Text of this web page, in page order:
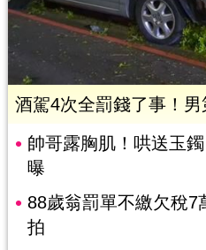
酒駕4次全罰錢了事！
帥哥露胸肌！哄送玉
曝
88歲翁罰單不繳欠稅
拍